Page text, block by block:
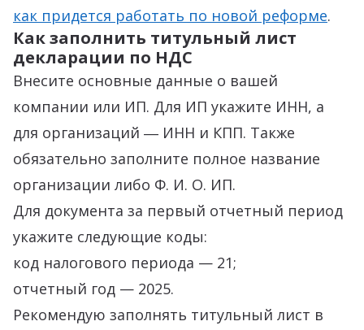
как придется работать по новой реформе.
Как заполнить титульный лист
декларации по НДС
Внесите основные данные о вашей
компании или ИП. Для ИП укажите ИНН, а
для организаций ― ИНН и КПП. Также
обязательно заполните полное название
организации либо Ф. И. О. ИП.
Для документа за первый отчетный период
укажите следующие коды:
код налогового периода — 21;
отчетный год — 2025.
Рекомендую заполнять титульный лист в